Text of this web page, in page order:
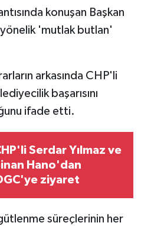
konuşan Başkan
'mutlak butlan'
arkasında CHP'li
başarısını
ifade etti.
Serdar Yılmaz ve
Hano'dan
ziyaret
süreçlerinin her